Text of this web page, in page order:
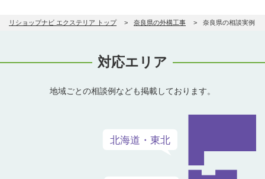
リショップナビ エクステリア トップ 奈良県の外構工事 奈良県の相談実例
対応エリア
地域ごとの相談例なども掲載しております。